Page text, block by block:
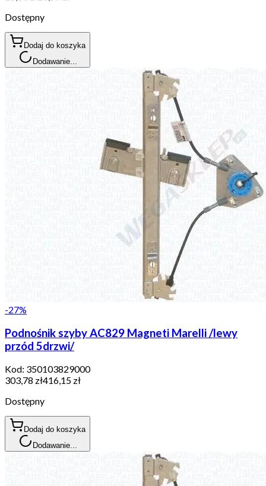
Dostępny
Dodaj do koszyka
Dodawanie...
-27%
Podnośnik szyby AC829 Magneti Marelli /lewy
przód 5drzwi/
Kod: 350103829000
303,78 zł416,15 zł
Dostępny
Dodaj do koszyka
Dodawanie...